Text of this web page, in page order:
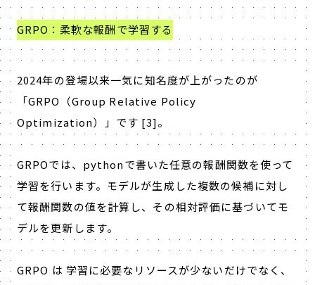
GRPO：柔軟な報酬で学習する
2024年の登場以来一気に知名度が上がったのが
「GRPO （Group Relative Policy
Optimization）」です [3]。
GRPOでは、 pythonで書いた任意の報酬関数を使って
学習を行います。モデルが生成した複数の候補に対し
て報酬関数の値を計算し、その相対評価に基づいてモ
デルを更新します。
GRPO は 学習に必要なリソースが少ないだけでなく、